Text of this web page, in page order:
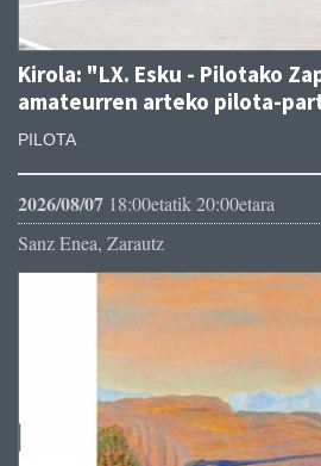
Kirola: "LX. Esku - Pilotako
amateurren arteko pilota-
PILOTA
2026/08/07 18:00etatik 20:00etara
Sanz Enea, Zarautz